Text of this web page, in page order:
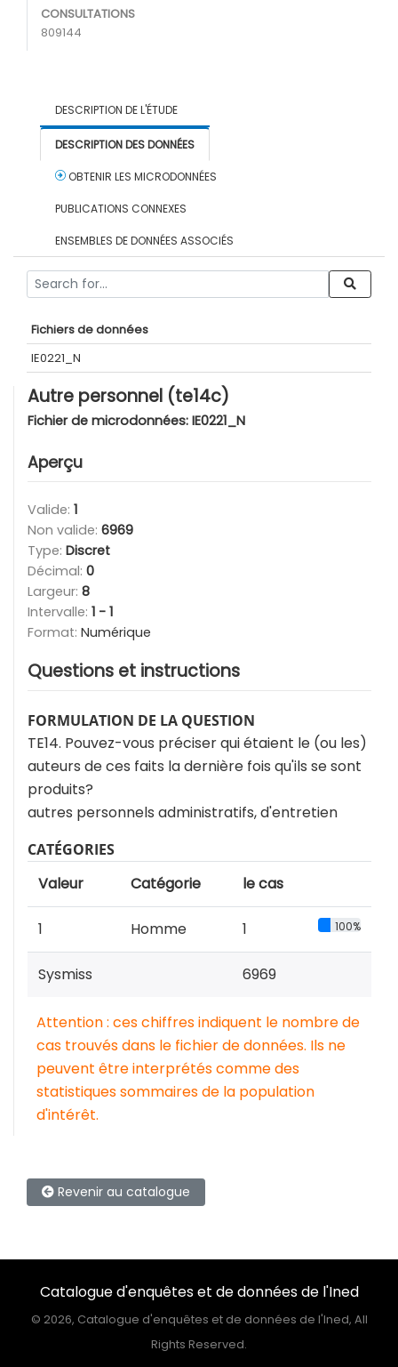
CONSULTATIONS
809144
DESCRIPTION DE L'ÉTUDE
DESCRIPTION DES DONNÉES
OBTENIR LES MICRODONNÉES
PUBLICATIONS CONNEXES
ENSEMBLES DE DONNÉES ASSOCIÉS
Fichiers de données
IE0221_N
Autre personnel (te14c)
Fichier de microdonnées: IE0221_N
Aperçu
Valide: 1
Non valide: 6969
Type: Discret
Décimal: 0
Largeur: 8
Intervalle: 1 - 1
Format: Numérique
Questions et instructions
FORMULATION DE LA QUESTION
TE14. Pouvez-vous préciser qui étaient le (ou les)
auteurs de ces faits la dernière fois qu'ils se sont
produits?
autres personnels administratifs, d'entretien
CATÉGORIES
Valeur Catégorie le cas
1 Homme 1 100%
Sysmiss 6969
Attention : ces chiffres indiquent le nombre de
cas trouvés dans le fichier de données. Ils ne
peuvent être interprétés comme des
statistiques sommaires de la population
d'intérêt.
Revenir au catalogue
Catalogue d'enquêtes et de données de l'Ined
© 2026, Catalogue d'enquêtes et de données de l'Ined, All
Rights Reserved.